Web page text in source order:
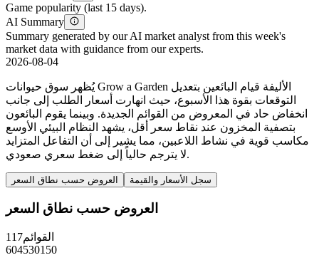
Game popularity (last 15 days).
AI Summary
Summary generated by our AI market analyst from this week's
market data with guidance from our experts.
2026-08-04
يُظهر سوق حيوانات Grow a Garden الأليفة قيام البائعين بتعديل
التوقعات بقوة هذا الأسبوع، حيث انهارت أسعار الطلب إلى جانب
انخفاض حاد في المعروض من القوائم الجديدة. وبينما يقوم البائعون
بتصفية المخزون عند نقاط سعر أقل، يشهد النظام البيئي الأوسع
مكاسب قوية في نشاط اللاعبين، مما يشير إلى أن التفاعل المتزايد
لا يترجم حالياً إلى ضغط سعري صعودي.
العروض حسب نطاق السعر سجل الأسعار والقيمة
العروض حسب نطاق السعر
القوائم117
604530150